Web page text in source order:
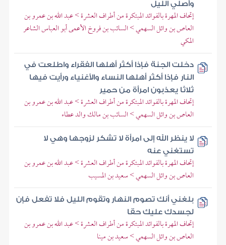
وأصلي الليل
إتحاف المهرة بالفوائد المبتكرة من أطراف العشرة > عبد الله بن عمرو بن
العاص بن وائل السهمي > السائب بن فروخ الأعمى أبو العباس الشاعر
المكي
دخلت الجنة فإذا أكثر أهلها الفقراء واطلعت في
النار فإذا أكثر أهلها النساء والأغنياء ورأيت فيها
ثلاثا يعذبون امرأة من حمير
إتحاف المهرة بالفوائد المبتكرة من أطراف العشرة > عبد الله بن عمرو بن
العاص بن وائل السهمي > السائب بن مالك والد عطاء
لا ينظر الله إلى امرأة لا تشكر لزوجها وهي لا
تستغني عنه
إتحاف المهرة بالفوائد المبتكرة من أطراف العشرة > عبد الله بن عمرو بن
العاص بن وائل السهمي > سعيد بن المسيب
بلغني أنك تصوم النهار وتقوم الليل فلا تفعل فإن
لجسدك عليك حقا
إتحاف المهرة بالفوائد المبتكرة من أطراف العشرة > عبد الله بن عمرو بن
العاص بن وائل السهمي > سعيد بن مينا